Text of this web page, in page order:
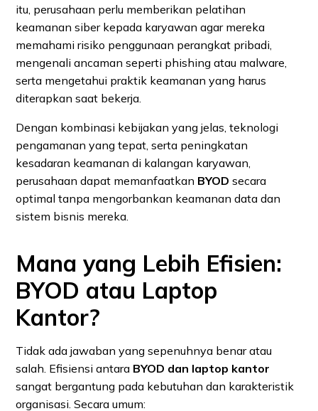
itu, perusahaan perlu memberikan pelatihan
keamanan siber kepada karyawan agar mereka
memahami risiko penggunaan perangkat pribadi,
mengenali ancaman seperti phishing atau malware,
serta mengetahui praktik keamanan yang harus
diterapkan saat bekerja.
Dengan kombinasi kebijakan yang jelas, teknologi
pengamanan yang tepat, serta peningkatan
kesadaran keamanan di kalangan karyawan,
perusahaan dapat memanfaatkan BYOD secara
optimal tanpa mengorbankan keamanan data dan
sistem bisnis mereka.
Mana yang Lebih Efisien:
BYOD atau Laptop
Kantor?
Tidak ada jawaban yang sepenuhnya benar atau
salah. Efisiensi antara BYOD dan laptop kantor
sangat bergantung pada kebutuhan dan karakteristik
organisasi. Secara umum: